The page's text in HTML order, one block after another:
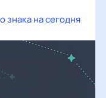
знака на сегодня